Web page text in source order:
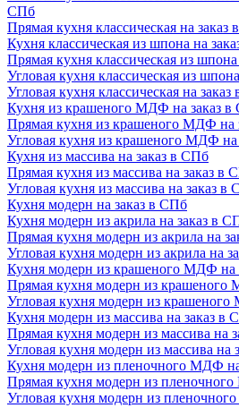
СПб
Прямая кухня классическая на заказ
Кухня классическая из шпона на
Прямая кухня классическая из
Угловая кухня классическая из
Угловая кухня классическая на
Кухня из крашеного МДФ на заказ
Прямая кухня из крашеного МДФ на
Угловая кухня из крашеного МДФ
Кухня из массива на заказ в СПб
Прямая кухня из массива на заказ в
Угловая кухня из массива на заказ в
Кухня модерн на заказ в СПб
Кухня модерн из акрила на заказ в
Прямая кухня модерн из акрила на
Угловая кухня модерн из акрила на
Кухня модерн из крашеного МДФ на
Прямая кухня модерн из
Угловая кухня модерн из
Кухня модерн из массива на заказ в
Прямая кухня модерн из массива на
Угловая кухня модерн из массива на
Кухня модерн из пленочного МДФ
Прямая кухня модерн из
Угловая кухня модерн из